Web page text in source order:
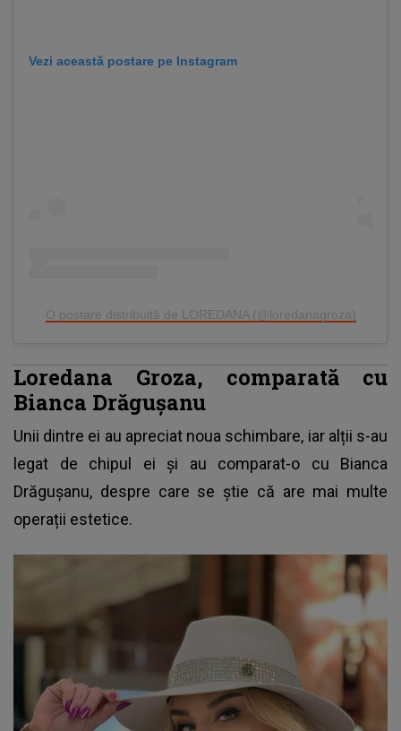
Vezi această postare pe Instagram
O postare distribuită de LOREDANA (@loredanagroza)
Loredana Groza, comparată cu
Bianca Drăgușanu
Unii dintre ei au apreciat noua schimbare, iar alții s-au
legat de chipul ei și au comparat-o cu Bianca
Drăgușanu, despre care se știe că are mai multe
operații estetice.